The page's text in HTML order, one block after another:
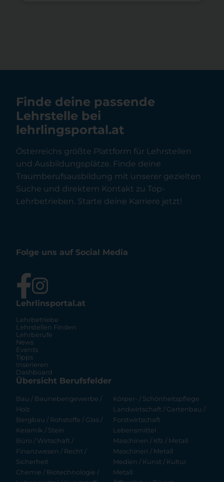
Finde deine passende
Lehrstelle bei
lehrlingsportal.at
Österreichs größte Plattform für Lehrstellen
und Ausbildungsplätze. Finde deine
Traumberufsausbildung mit unserer gezielten
Suche und direktem Kontakt zu Top-
Lehrbetrieben. Starte deine Karriere jetzt!
Folge uns auf Social Media
Lehrlinsportal.at
Lehrbetriebe
Lehrstellen Finden
Lehrberufe
News
Events
Tipps
Inserieren
Dashboard
Übersicht Berufsfelder
Bau / Baunebengewerbe /
Holz
Bergbau / Rohstoffe / Glas /
Keramik / Stein
Büro / Wirtschaft /
Finanzwesen / Recht /
Sicherheit
Chemie / Biotechnologie /
Körper- / Schönheitspflege
Landwirtschaft / Gartenbau /
Forstwirtschaft
Lebensmittel
Maschinen / Kfz / Metall
Maschinen / Metall
Medien / Kunst / Kultur
Metall